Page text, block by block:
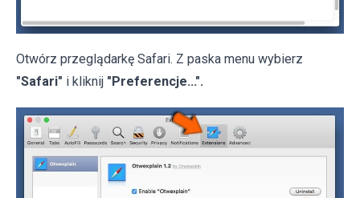
Otwórz przeglądarkę Safari. Z paska menu wybierz
"Safari" i kliknij "Preferencje...".